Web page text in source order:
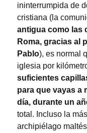
ininterrumpida de
cristiana (la
antigua como las
Roma, gracias al
Pablo), es normal
iglesia por
suficientes
para que vayas a
día, durante un
total. Incluso la
archipiélago